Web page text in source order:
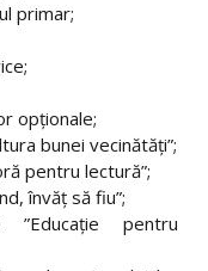
primar;
opționale;
bunei vecinătăți”;
pentru lectură”;
învăţ să fiu”;
”Educaţie pentru